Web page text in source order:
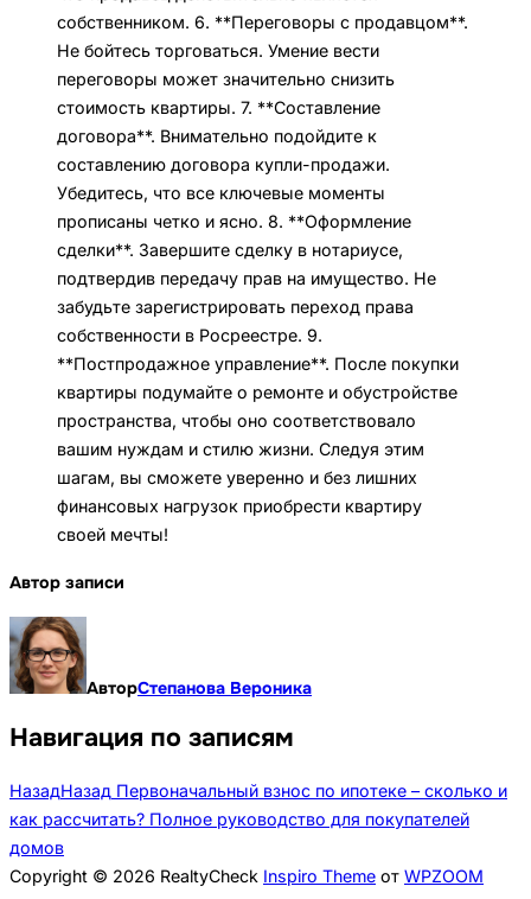
собственником. 6. **Переговоры с продавцом**.
Не бойтесь торговаться. Умение вести
переговоры может значительно снизить
стоимость квартиры. 7. **Составление
договора**. Внимательно подойдите к
составлению договора купли-продажи.
Убедитесь, что все ключевые моменты
прописаны четко и ясно. 8. **Оформление
сделки**. Завершите сделку в нотариусе,
подтвердив передачу прав на имущество. Не
забудьте зарегистрировать переход права
собственности в Росреестре. 9.
**Постпродажное управление**. После покупки
квартиры подумайте о ремонте и обустройстве
пространства, чтобы оно соответствовало
вашим нуждам и стилю жизни. Следуя этим
шагам, вы сможете уверенно и без лишних
финансовых нагрузок приобрести квартиру
своей мечты!
Автор записи
АвторСтепанова Вероника
Навигация по записям
НазадНазад Первоначальный взнос по ипотеке – сколько и
как рассчитать? Полное руководство для покупателей
домов
Copyright © 2026 RealtyCheck Inspiro Theme от WPZOOM